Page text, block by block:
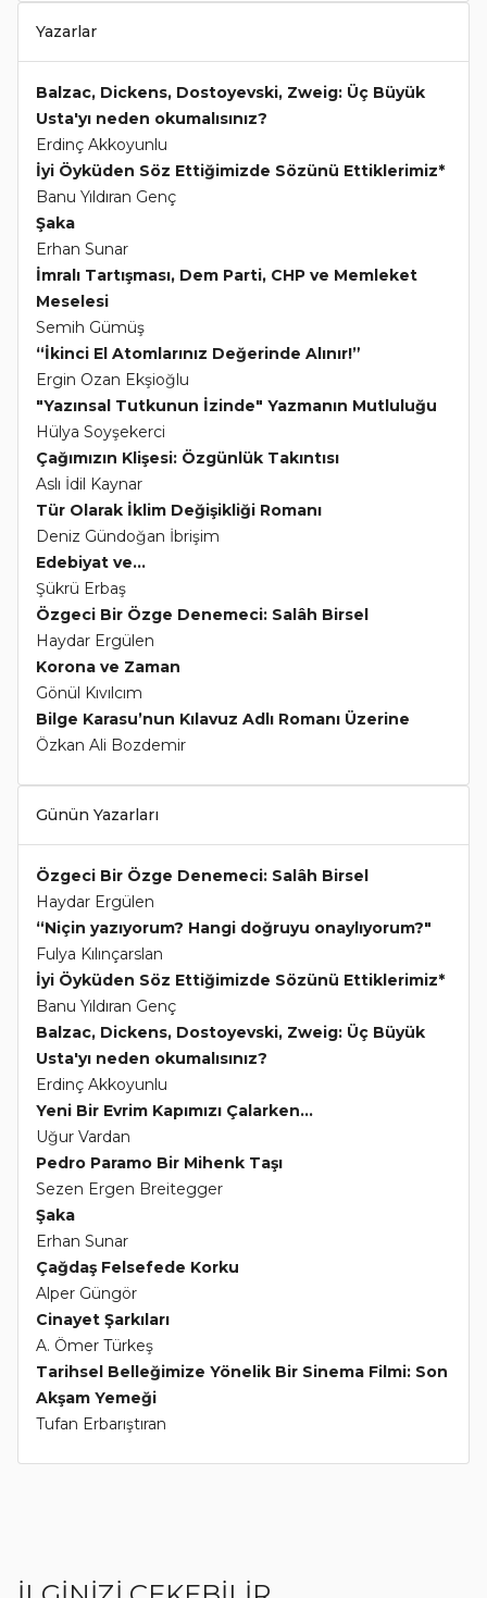
Yazarlar
Balzac, Dickens, Dostoyevski, Zweig: Üç Büyük
Usta'yı neden okumalısınız?
Erdinç Akkoyunlu
İyi Öyküden Söz Ettiğimizde Sözünü Ettiklerimiz*
Banu Yıldıran Genç
Şaka
Erhan Sunar
İmralı Tartışması, Dem Parti, CHP ve Memleket
Meselesi
Semih Gümüş
“İkinci El Atomlarınız Değerinde Alınır!”
Ergin Ozan Ekşioğlu
"Yazınsal Tutkunun İzinde" Yazmanın Mutluluğu
Hülya Soyşekerci
Çağımızın Klişesi: Özgünlük Takıntısı
Aslı İdil Kaynar
Tür Olarak İklim Değişikliği Romanı
Deniz Gündoğan İbrişim
Edebiyat ve...
Şükrü Erbaş
Özgeci Bir Özge Denemeci: Salâh Birsel
Haydar Ergülen
Korona ve Zaman
Gönül Kıvılcım
Bilge Karasu’nun Kılavuz Adlı Romanı Üzerine
Özkan Ali Bozdemir
Günün Yazarları
Özgeci Bir Özge Denemeci: Salâh Birsel
Haydar Ergülen
“Niçin yazıyorum? Hangi doğruyu onaylıyorum?"
Fulya Kılınçarslan
İyi Öyküden Söz Ettiğimizde Sözünü Ettiklerimiz*
Banu Yıldıran Genç
Balzac, Dickens, Dostoyevski, Zweig: Üç Büyük
Usta'yı neden okumalısınız?
Erdinç Akkoyunlu
Yeni Bir Evrim Kapımızı Çalarken...
Uğur Vardan
Pedro Paramo Bir Mihenk Taşı
Sezen Ergen Breitegger
Şaka
Erhan Sunar
Çağdaş Felsefede Korku
Alper Güngör
Cinayet Şarkıları
A. Ömer Türkeş
Tarihsel Belleğimize Yönelik Bir Sinema Filmi: Son
Akşam Yemeği
Tufan Erbarıştıran